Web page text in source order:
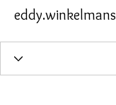
eddy.winkelmans